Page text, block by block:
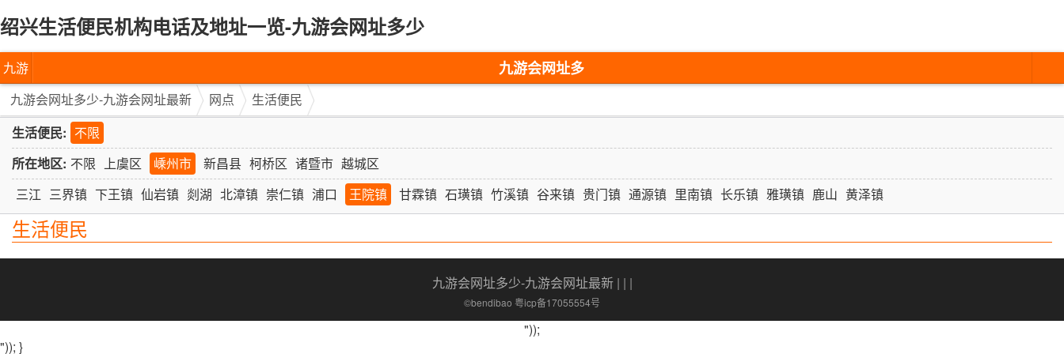
绍兴生活便民机构电话及地址一览-九游会网址多少
九游
会网
址多
少-九
游会
网址
最新
九游会网址多
九游会网址多少-九游会网址最新 网点
生活便民
生活便民: 不限
所在地区: 不限 上虞区 嵊州市 新昌县 柯桥区 诸暨市 越城区
三江 三界镇 下王镇 仙岩镇 剡湖 北漳镇 崇仁镇 浦口 王院镇 甘霖镇 石璜镇 竹溪镇 谷来镇 贵门镇 通源镇 里南镇 长乐镇 雅璜镇 鹿山 黄泽镇
生活便民
九游会网址多少-九游会网址最新| | |
©bendibao 粤icp备17055554号
"));
")); }